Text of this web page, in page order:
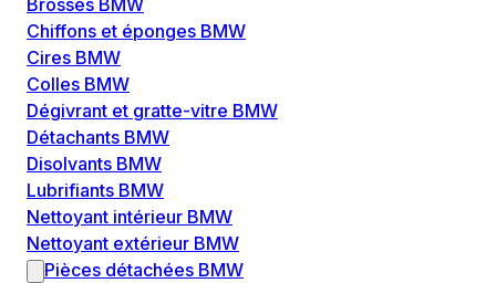
Brosses BMW
Chiffons et éponges BMW
Cires BMW
Colles BMW
Dégivrant et gratte-vitre BMW
Détachants BMW
Disolvants BMW
Lubrifiants BMW
Nettoyant intérieur BMW
Nettoyant extérieur BMW
Pièces détachées BMW